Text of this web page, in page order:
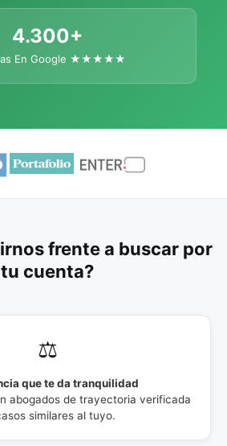
4.300+
En Google ★★★★★
frente a buscar por
tu cuenta?
⚖️
que te da tranquilidad
abogados de trayectoria verificada
similares al tuyo.